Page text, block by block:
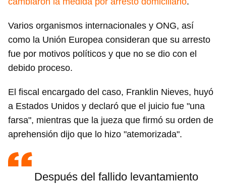
Varios organismos internacionales y ONG, así
como la Unión Europea consideran que su arresto
fue por motivos políticos y que no se dio con el
debido proceso.
El fiscal encargado del caso, Franklin Nieves, huyó
a Estados Unidos y declaró que el juicio fue "una
farsa", mientras que la jueza que firmó su orden de
aprehensión dijo que lo hizo "atemorizada".
Después del fallido levantamiento